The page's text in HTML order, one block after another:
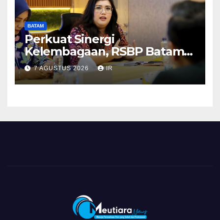
BATAM
Perkuat Sinergi
Kelembagaan, RSBP Batam
dan BPOM Pastikan
Pelayanan dan Ketersediaan
Obat Aman
7 AGUSTUS 2026 IR